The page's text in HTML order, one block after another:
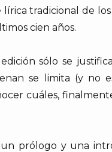
tradicional de
cien años.
sólo se
se limita (y no
cuáles,
prólogo y una